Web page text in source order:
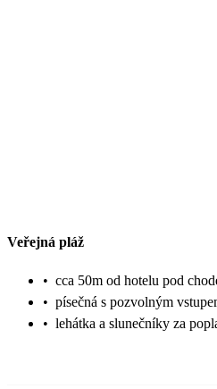
Veřejná pláž
• cca 50m od hotelu pod
• písečná s pozvolným
• lehátka a slunečníky za